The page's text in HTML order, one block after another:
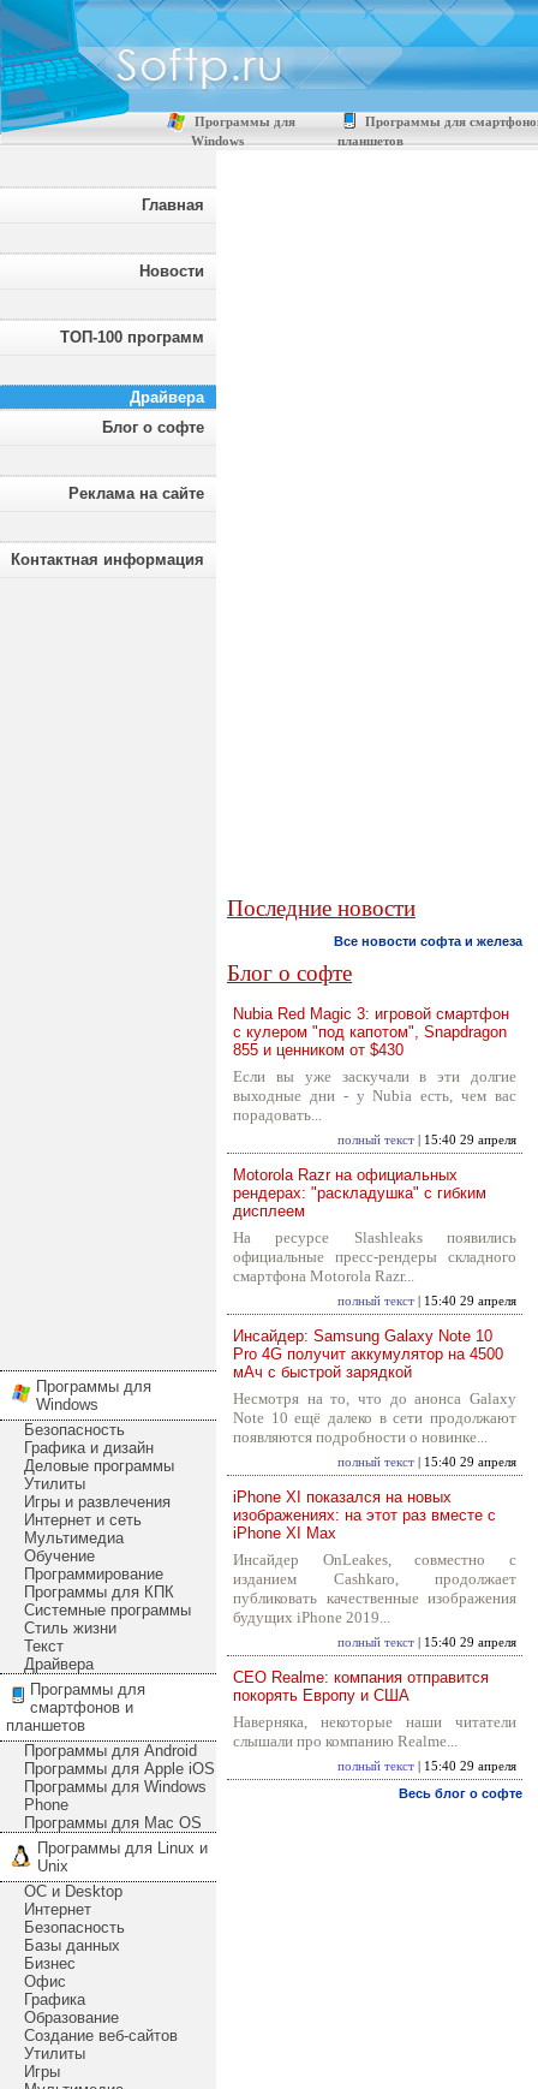
Программы для
Windows
Программы для
планшетов
Главная
Новости
ТОП-100 программ
Драйвера
Блог о софте
Реклама на сайте
Контактная информация
Программы для
Windows
Безопасность
Графика и дизайн
Деловые программы
Утилиты
Игры и развлечения
Интернет и сеть
Мультимедиа
Обучение
Программирование
Программы для КПК
Системные программы
Стиль жизни
Текст
Драйвера
Программы для
смартфонов и
планшетов
Программы для Android
Программы для Apple iOS
Программы для Windows
Phone
Программы для Mac OS
Программы для Linux и
Unix
ОС и Desktop
Интернет
Безопасность
Базы данных
Бизнес
Офис
Графика
Образование
Создание веб-сайтов
Утилиты
Игры
Последние новости
Все новости софта и железа
Блог о софте
Nubia Red Magic 3: игровой смартфон
с кулером "под капотом", Snapdragon
855 и ценником от $430
Если вы уже заскучали в эти долгие
выходные дни - у Nubia есть, чем вас
порадовать...
полный текст | 15:40 29 апреля
Motorola Razr на официальных
рендерах: "раскладушка" с гибким
дисплеем
На ресурсе Slashleaks появились
официальные пресс-рендеры складного
смартфона Motorola Razr...
полный текст | 15:40 29 апреля
Инсайдер: Samsung Galaxy Note 10
Pro 4G получит аккумулятор на 4500
мАч с быстрой зарядкой
Несмотря на то, что до анонса Galaxy
Note 10 ещё далеко в сети продолжают
появляются подробности о новинке...
полный текст | 15:40 29 апреля
iPhone XI показался на новых
изображениях: на этот раз вместе с
iPhone XI Max
Инсайдер OnLeakes, совместно с
изданием Cashkaro, продолжает
публиковать качественные изображения
будущих iPhone 2019...
полный текст | 15:40 29 апреля
CEO Realme: компания отправится
покорять Европу и США
Наверняка, некоторые наши читатели
слышали про компанию Realme...
полный текст | 15:40 29 апреля
Весь блог о софте